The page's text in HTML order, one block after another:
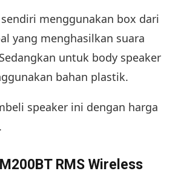
menggunakan box dari
yang menghasilkan suara
untuk body speaker
bahan plastik.
speaker ini dengan harga
RMS Wireless